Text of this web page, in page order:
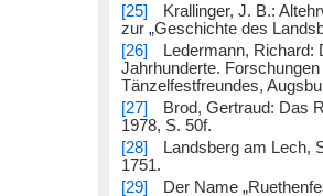
[25]
Krallinger, J. B.:
zur „Geschichte des
[26]
Ledermann, Richard:
Jahrhunderte.
Tänzelfestfreundes,
[27]
Brod, Gertraud: Das
1978, S. 50f.
[28]
Landsberg am Lech,
1751.
[29]
Der Name